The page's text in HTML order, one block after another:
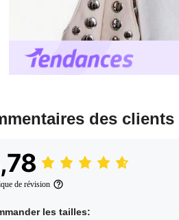
des clients
de révision
les tailles: